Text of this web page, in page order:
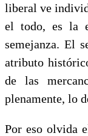
liberal ve
el todo, es la
semejanza. El
atributo
de las
plenamente, lo
Por eso olvida